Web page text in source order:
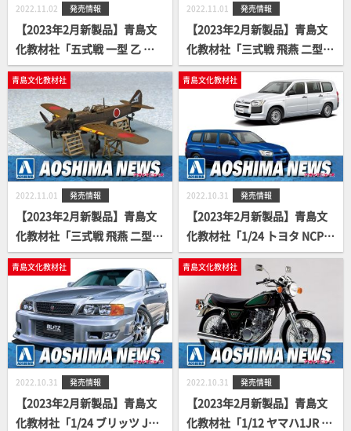
2022.11.02 発売情報
【2023年2月新製品】青島文
化教材社「五式戦 一型 乙 キ1
00-Ⅰ」
2022.11.01 発売情報
【2023年2月新製品】青島文
化教材社「三式戦 飛燕 二型
増加試作機 キ61-Ⅱ」
青島文化教材社
2022.11.01 発売情報
【2023年2月新製品】青島文
化教材社「三式戦 飛燕 二型
キ61-Ⅱ」
青島文化教材社
2022.10.31 発売情報
【2023年2月新製品】青島文
化教材社「1/24 トヨタ NCP1
60V プロボックス/サクシード
'14」
青島文化教材社
2022.10.31 発売情報
【2023年2月新製品】青島文
化教材社「1/24 ブリッツ JZX
青島文化教材社
2022.10.31 発売情報
【2023年2月新製品】青島文
化教材社「1/12 ヤマハ1JR S